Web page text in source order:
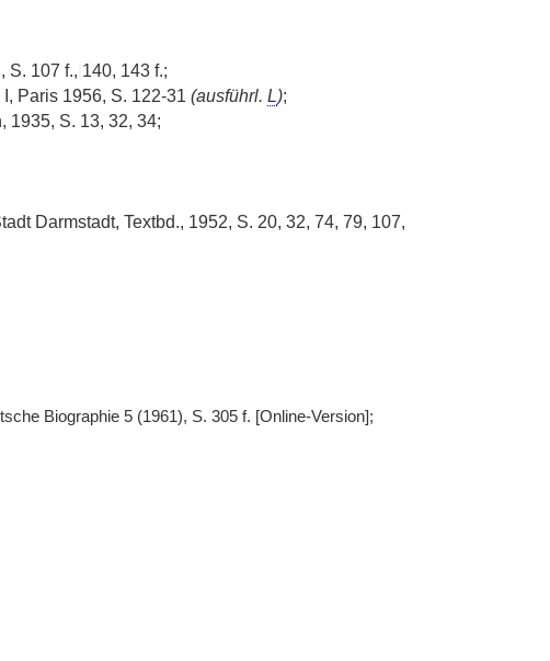
S. 107 f., 140, 143 f.;
Paris 1956, S. 122-31 (ausführl. L);
1935, S. 13, 32, 34;
Darmstadt, Textbd., 1952, S. 20, 32, 74, 79, 107,
Biographie 5 (1961), S. 305 f. [Online-Version];